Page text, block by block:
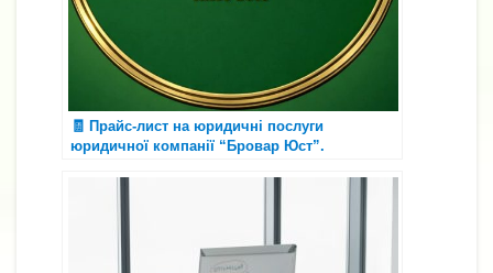
🧾 Прайс-лист на юридичні послуги
юридичної компанії “Бровар Юст”.